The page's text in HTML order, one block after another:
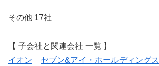
その他 17社
【 子会社と関連会社 一覧 】
イオン
セブン&アイ・ホールディングス